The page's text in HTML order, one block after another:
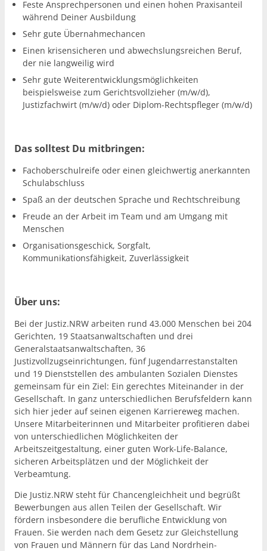
Feste Ansprechpersonen und einen hohen Praxisanteil
während Deiner Ausbildung
Sehr gute Übernahmechancen
Einen krisensicheren und abwechslungsreichen Beruf,
der nie langweilig wird
Sehr gute Weiterentwicklungsmöglichkeiten
beispielsweise zum Gerichtsvollzieher (m/w/d),
Justizfachwirt (m/w/d) oder Diplom-Rechtspfleger (m/w/d)
Das solltest Du mitbringen:
Fachoberschulreife oder einen gleichwertig anerkannten
Schulabschluss
Spaß an der deutschen Sprache und Rechtschreibung
Freude an der Arbeit im Team und am Umgang mit
Menschen
Organisationsgeschick, Sorgfalt,
Kommunikationsfähigkeit, Zuverlässigkeit
Über uns:
Bei der Justiz.NRW arbeiten rund 43.000 Menschen bei 204
Gerichten, 19 Staatsanwaltschaften und drei
Generalstaatsanwaltschaften, 36
Justizvollzugseinrichtungen, fünf Jugendarrestanstalten
und 19 Dienststellen des ambulanten Sozialen Dienstes
gemeinsam für ein Ziel: Ein gerechtes Miteinander in der
Gesellschaft. In ganz unterschiedlichen Berufsfeldern kann
sich hier jeder auf seinen eigenen Karriereweg machen.
Unsere Mitarbeiterinnen und Mitarbeiter profitieren dabei
von unterschiedlichen Möglichkeiten der
Arbeitszeitgestaltung, einer guten Work-Life-Balance,
sicheren Arbeitsplätzen und der Möglichkeit der
Verbeamtung.
Die Justiz.NRW steht für Chancengleichheit und begrüßt
Bewerbungen aus allen Teilen der Gesellschaft. Wir
fördern insbesondere die berufliche Entwicklung von
Frauen. Sie werden nach dem Gesetz zur Gleichstellung
von Frauen und Männern für das Land Nordrhein-